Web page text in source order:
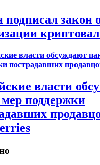
закон
власти
поддержки